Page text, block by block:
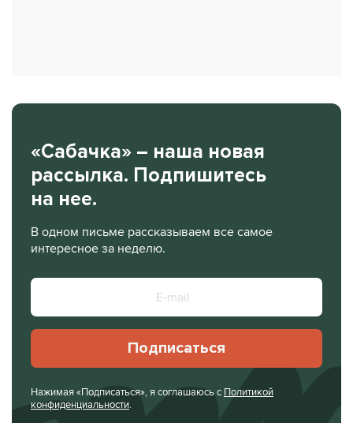
«Сабачка» – наша новая
рассылка. Подпишитесь
на нее.
В одном письме рассказываем все самое
интересное за неделю.
Подписаться
Нажимая «Подписаться», я соглашаюсь с Политикой
конфиденциальности.